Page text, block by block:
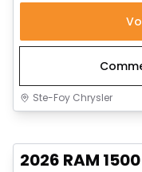
Ste-Foy Chrysler
2026 RAM